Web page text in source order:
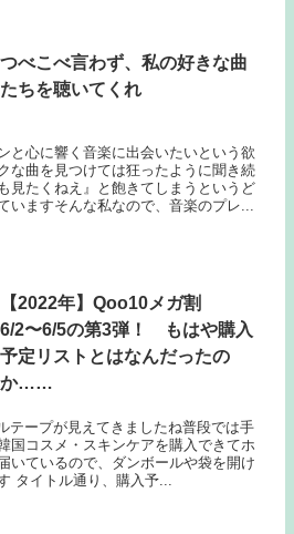
つべこべ言わず、私の好きな曲
たちを聴いてくれ
と心に響く音楽に出会いたいという欲
な曲を見つけては狂ったように聞き続
見たくねえ』と飽きてしまうというど
いますそんな私なので、音楽のプレ...
【2022年】Qoo10メガ割
6/2〜6/5の第3弾！ もはや購入
予定リストとはなんだったの
か……
テープが見えてきましたね普段では手
国コスメ・スキンケアを購入できてホ
いているので、ダンボールや袋を開け
タイトル通り、購入予...